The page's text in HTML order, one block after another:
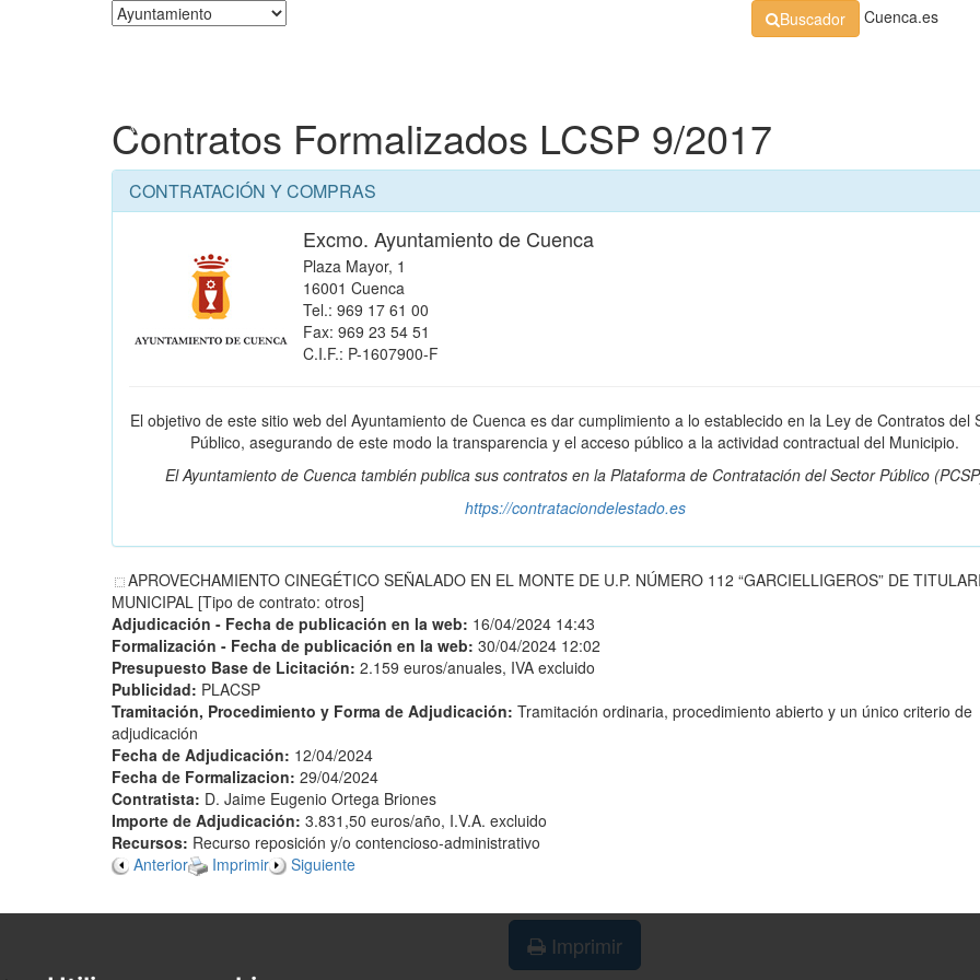
Buscador Cuenca.es
Contratos Formalizados LCSP 9/2017
CONTRATACIÓN Y COMPRAS
Excmo. Ayuntamiento de Cuenca
Plaza Mayor, 1
16001 Cuenca
Tel.: 969 17 61 00
Fax: 969 23 54 51
C.I.F.: P-1607900-F
El objetivo de este sitio web del Ayuntamiento de Cuenca es dar cumplimiento a lo establecido en la Ley de Contratos del
Público, asegurando de este modo la transparencia y el acceso público a la actividad contractual del Municipio.
El Ayuntamiento de Cuenca también publica sus contratos en la Plataforma de Contratación del Sector Público
https://contrataciondelestado.es
APROVECHAMIENTO CINEGÉTICO SEÑALADO EN EL MONTE DE U.P. NÚMERO 112 “GARCIELLIGEROS” DE
MUNICIPAL [Tipo de contrato: otros]
Adjudicación - Fecha de publicación en la web: 16/04/2024 14:43
Formalización - Fecha de publicación en la web: 30/04/2024 12:02
Presupuesto Base de Licitación: 2.159 euros/anuales, IVA excluido
Publicidad: PLACSP
Tramitación, Procedimiento y Forma de Adjudicación: Tramitación ordinaria, procedimiento abierto y un único criterio de
adjudicación
Fecha de Adjudicación: 12/04/2024
Fecha de Formalizacion: 29/04/2024
Contratista: D. Jaime Eugenio Ortega Briones
Importe de Adjudicación: 3.831,50 euros/año, I.V.A. excluido
Recursos: Recurso reposición y/o contencioso-administrativo
Anterior
Imprimir Siguiente
Imprimir